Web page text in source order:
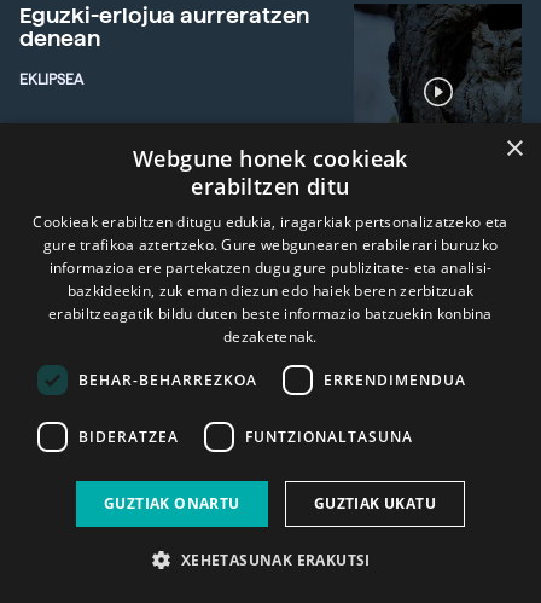
Eguzki-erlojua aurreratzen
denean
EKLIPSEA
Astro erregearen koroa
agerian
ALDIZKARIA
×
Webgune honek cookieak
erabiltzen ditu
Cookieak erabiltzen ditugu edukia, iragarkiak pertsonalizatzeko eta
gure trafikoa aztertzeko. Gure webgunearen erabilerari buruzko
informazioa ere partekatzen dugu gure publizitate- eta analisi-
bazkideekin, zuk eman diezun edo haiek beren zerbitzuak
erabiltzeagatik bildu duten beste informazio batzuekin konbina
dezaketenak.
BEHAR-BEHARREZKOA ERRENDIMENDUA
BIDERATZEA FUNTZIONALTASUNA
GUZTIAK ONARTU GUZTIAK UKATU
XEHETASUNAK ERAKUTSI